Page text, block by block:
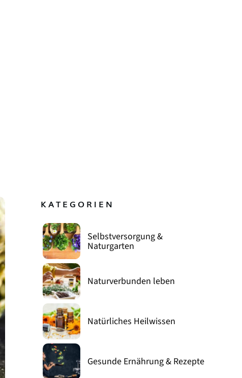
KATEGORIEN
Selbstversorgung &
Naturgarten
Naturverbunden leben
Natürliches Heilwissen
Gesunde Ernährung & Rezepte